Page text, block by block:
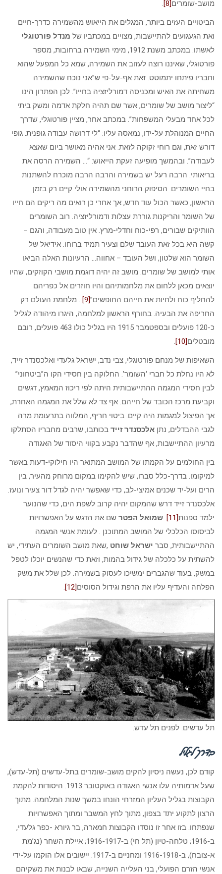
מושב-שומרים[8]
.
הביטויים העזים ביותר, המגלים את הייאוש מהשמירה כדרך-חיים
ואת הגעגועים להתיישבות, מצויים במכתביו של מנדל פורטוגלי
לאשתו. במכתב משנת 1912, מימי השמירה ברחובות, מספר
פורטוגלי, שאיננו רוצה לעזוב את השמירה, שמא כל המפעל שהוא
וחבריו פיתחו יתמוטט. זאת אף-על-פי ש”אני נוכח שהשמירה
משחיתה את האיש ומכניסה דמורליזציה בחייו”. לכן הפתרון הינו
“ליצור מושב של שומרים, אשר שם תהיה חלקת אדמה ומשק ביתי
לכל אחד מבעלי המשפחות”. במכתב אחר, מציין פורטוגלי, שדרך
החיים המנוהלת על-ידו, נמאסה עליו: “לי דרושה עבודה גופנית. גופי
דורש זאת, וגם רוחי זקוקה לזאת. אני אהיה מאושר ביום שאצא
לעבודה”. ובהמשך מופיעה זעקת הייאוש: “… השמירה הרסה את
בריאותי. הרבה רעל יש בשמירה והרבה הרבה מוכרח להשתנות
בחיי השומרים. הסיפוק הרוחני מהשמירה אולי קיים רק בזמן
הראשון, כאשר הכול עוד חדש, אך אחרי כן רואים מה ריקים הם חייו
של השומר והריקנות גוררת עצלות ודמורליזציה. רוב השומרים
הוותיקים שבורים, רפי-כוח וחדלי-מרץ. אין טוב מעבודה, והגם –
קשה היא בכל זאת העובד שלם וצעיר תמיד ברוחו. אידיאל של
השומר הוא שלטון, ושל העובד – אחווה… הרעיונות האלה הביאו
אותי למושב של שומרים. מושב זה יהיה דוגמת מושבי הקוזקים, שהיו
יוצאים מכאן ללחום את מלחמותיהם והיו חוזרים אל כפריהם
להחליף כוח ולחיות את חייהם החופשים”[9]
. מלחמת העולם רק
החריפה את הבעיה. בחורף הראשון למלחמה, היגרו מיהודה לגליל
כ-120 פועלים ובספטמבר 1915 היו בגליל כולו 463 פועלים, רובם
מובטלים[10]
.
השאיפות של מנחם פורטוגלי, צבי נדב, ישראל גלעדי ואלכסנדר זייד,
לא היו נחלת כל חברי ‘השומר’. החלוקה בין חסידי הקו ה”ביטחוני”
לבין חסידי המגמה ההתיישבותית היתה לפי ריכוז המאמץ, דגשים
וקביעת מרכז הכובד של חייהם. אף צד לא שלל את המגמה האחרת,
אך הפיצול למגמות היה קיים. ביטוי חריף, המלווה בתרעומת מרה
לגבי ההבדלים, נתן אלכסנדר זייד בכותבו, שרבים מחבריו הסתלקו
מרעיון ההתיישבות, אף שהדבר נקבע בקווי היסוד של האגודה
בין החולמים על הקמתו של המושב המתואר היו חילוקי-דעות באשר
למיקומו. בדרך-כלל סברו, שיש להקימו במקום מרוחק מהעיר, בין
הרים ועל-יד שכנים אמיצי-לב, כדי שאפשר יהיה לגדל דור צעיר ונועז.
אלכסנדר זייד דרש שהמקום יהיה קרוב לשפת הים, כדי שהנוער
ילמד ספנות[11]
. שמואל הפטר שם את הדגש על האפשרויות
לביסוסו הכלכלי של המושב המתוכנן . לעומת אנשי המגמה
ההתיישבותית, סבר ישראל שוחט ,שאת מושב השומרים העתידי, יש
להשתית על כלכלה של גידול בהמות, וזאת כדי שהנשים יוכלו לטפל
במשק, בעוד שהגברים ימשיכו לעסוק בשמירה. לכן שלל את משק
הפלחה והעדיף עליו את הרפת וגידול הסוסים[12]
.
תל עדשים. לפנים תל עדש.
בדרך לגליל
קודם לכן, נעשה ניסיון להקים מושב-שומרים בתל-עדשים (תל-עדש),
שעל אדמותיה עלו אנשי האגודה באוקטובר 1913. היסודות להקמת
הקבוצות בגליל העליון המזרחי הונחו במשך שנות המלחמה. מתוך
הרצון לתקוע יתד בצפון, מתוך לחץ המשבר ומתוך האפשרויות
שנפתחו. בזו אחר זו נוסדו הקבוצות חמארה, בר גיורא -כפר גלעדי,
ב-1916; טלחה-טיון (תל חי) ב-1916-1917; איילת השחר (נג’מת
א-צובח), ב-1916-1918 ומחניים ב-1917. יישובים אלו הוקמו על-ידי
אנשי הזרם הפועלי, בני העלייה השנייה, שבאו לבנות את משקיהם